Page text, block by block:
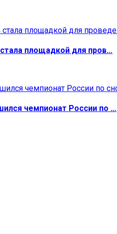
площадкой для пров…
чемпионат России по …